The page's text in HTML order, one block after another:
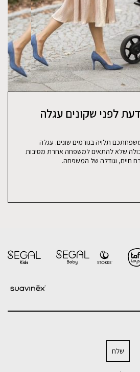
לפני שקונים עגלה
תלויה בגורמים שונים. עגלה
שלא להתאים למשפחה אחרת מסיבות
חיים, וגודלה של המשפחה.